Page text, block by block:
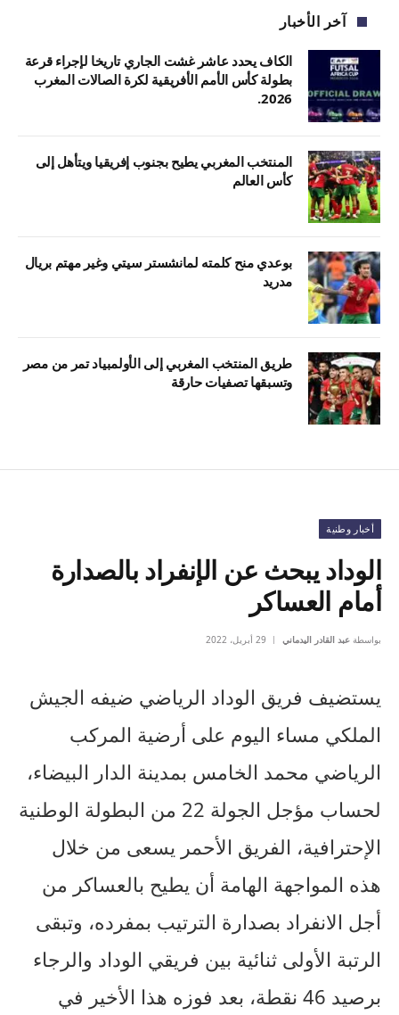
آخر الأخبار
الكاف يحدد عاشر غشت الجاري تاريخا لإجراء قرعة
بطولة كأس الأمم الأفريقية لكرة الصالات المغرب
2026.
المنتخب المغربي يطيح بجنوب إفريقيا ويتأهل إلى
كأس العالم
بوعدي منح كلمته لمانشستر سيتي وغير مهتم بريال
مدريد
طريق المنتخب المغربي إلى الأولمبياد تمر من مصر
وتسبقها تصفيات حارقة
أخبار وطنية
الوداد يبحث عن الإنفراد بالصدارة
أمام العساكر
بواسطة عبد القادر اليدماني 29 أبريل، 2022
يستضيف فريق الوداد الرياضي ضيفه الجيش
الملكي مساء اليوم على أرضية المركب
الرياضي محمد الخامس بمدينة الدار البيضاء،
لحساب مؤجل الجولة 22 من البطولة الوطنية
الإحترافية، الفريق الأحمر يسعى من خلال
هذه المواجهة الهامة أن يطيح بالعساكر من
أجل الانفراد بصدارة الترتيب بمفرده، وتبقى
الرتبة الأولى ثنائية بين فريقي الوداد والرجاء
برصيد 46 نقطة، بعد فوزه هذا الأخير في